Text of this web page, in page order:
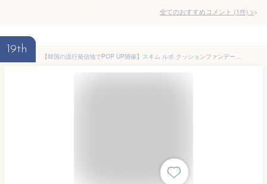
全てのおすすめコメント (1件) >
19th
【韓国の流行発信地でPOP UP開催】スキム ルポ クッションファンデーション #21 ナチュラル [ 韓国 ファンデーション クッションファンデ 崩れにくい 冬 SPF50 PA+++ ベタつかない 高保湿 薄付き 敏感肌 しみ シワ 毛穴 目立たない cica ナイアシンアミド cushion foundation ] (#21 ナチュラル)